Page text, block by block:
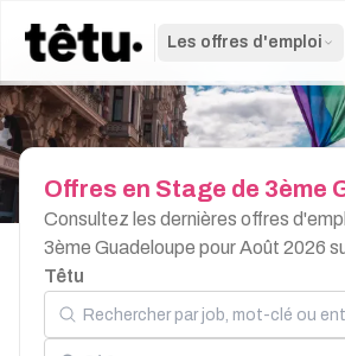
Les offres d'emploi
Offres en Stage de 3ème
Consultez les dernières offres
3ème Guadeloupe pour Août 2026
Têtu
Rechercher par job, mot-clé ou
Localisation